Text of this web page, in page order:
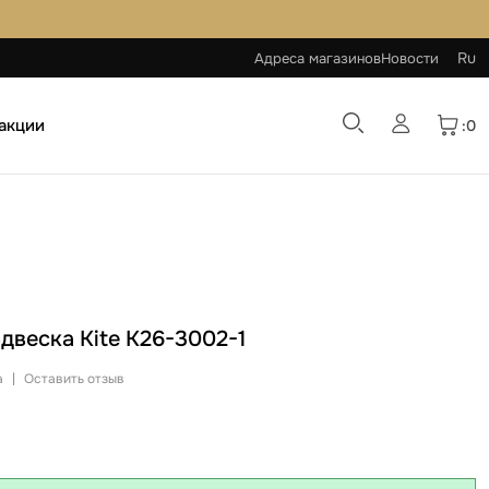
Адреса магазиновНовости Ru
:0
Kite K26-3002-1
| Оставить отзыв